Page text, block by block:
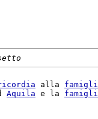
alla
Aquila e la